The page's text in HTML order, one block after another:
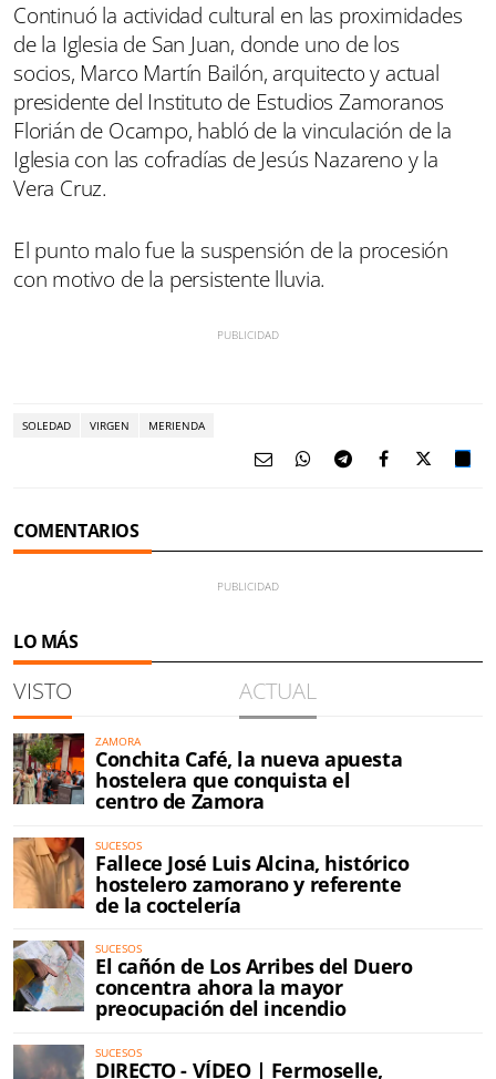
Continuó la actividad cultural en las proximidades
de la Iglesia de San Juan, donde uno de los
socios, Marco Martín Bailón, arquitecto y actual
presidente del Instituto de Estudios Zamoranos
Florián de Ocampo, habló de la vinculación de la
Iglesia con las cofradías de Jesús Nazareno y la
Vera Cruz.
El punto malo fue la suspensión de la procesión
con motivo de la persistente lluvia.
SOLEDAD VIRGEN MERIENDA
COMENTARIOS
LO MÁS
VISTO ACTUAL
ZAMORA
Conchita Café, la nueva apuesta
hostelera que conquista el
centro de Zamora
SUCESOS
Fallece José Luis Alcina, histórico
hostelero zamorano y referente
de la coctelería
SUCESOS
El cañón de Los Arribes del Duero
concentra ahora la mayor
preocupación del incendio
SUCESOS
DIRECTO - VÍDEO | Fermoselle,